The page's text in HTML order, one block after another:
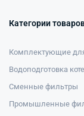
Категории
Комплектующие
Водоподготовка
Сменные фильтры
Промышленные